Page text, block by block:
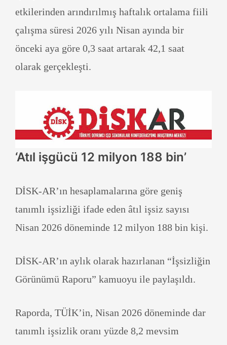
etkilerinden arındırılmış haftalık ortalama fiili
çalışma süresi 2026 yılı Nisan ayında bir
önceki aya göre 0,3 saat artarak 42,1 saat
olarak gerçekleşti.
‘Atıl işgücü 12 milyon 188 bin’
DİSK-AR’ın hesaplamalarına göre geniş
tanımlı işsizliği ifade eden âtıl işsiz sayısı
Nisan 2026 döneminde 12 milyon 188 bin kişi.
DİSK-AR’ın aylık olarak hazırlanan “İşsizliğin
Görünümü Raporu” kamuoyu ile paylaşıldı.
Raporda, TÜİK’in, Nisan 2026 döneminde dar
tanımlı işsizlik oranı yüzde 8,2 mevsim